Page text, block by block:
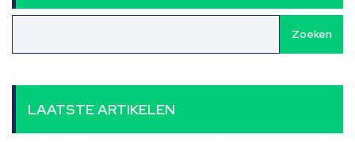
Zoeken
LAATSTE ARTIKELEN